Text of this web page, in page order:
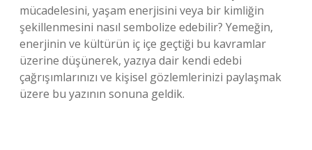
mücadelesini, yaşam enerjisini veya bir kimliğin
şekillenmesini nasıl sembolize edebilir? Yemeğin,
enerjinin ve kültürün iç içe geçtiği bu kavramlar
üzerine düşünerek, yazıya dair kendi edebi
çağrışımlarınızı ve kişisel gözlemlerinizi paylaşmak
üzere bu yazının sonuna geldik.